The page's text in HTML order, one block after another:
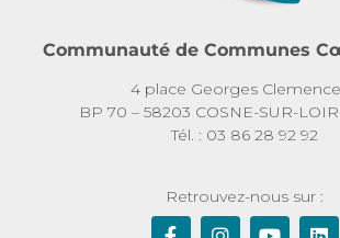
Communauté de Communes
4 place Georges
BP 70 – 58203 COSNE-SUR-
Tél. : 03 86 28 92 92
Retrouvez-nous sur :